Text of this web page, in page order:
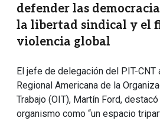
defender las
la libertad sindical y el
violencia global
El jefe de delegación del PIT-CNT
Regional Americana de la
Trabajo (OIT), Martín Ford,
organismo como “un espacio